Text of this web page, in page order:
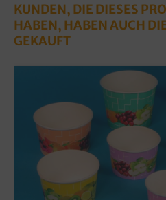
KUNDEN, DIE DIESES
HABEN, HABEN AUCH
GEKAUFT